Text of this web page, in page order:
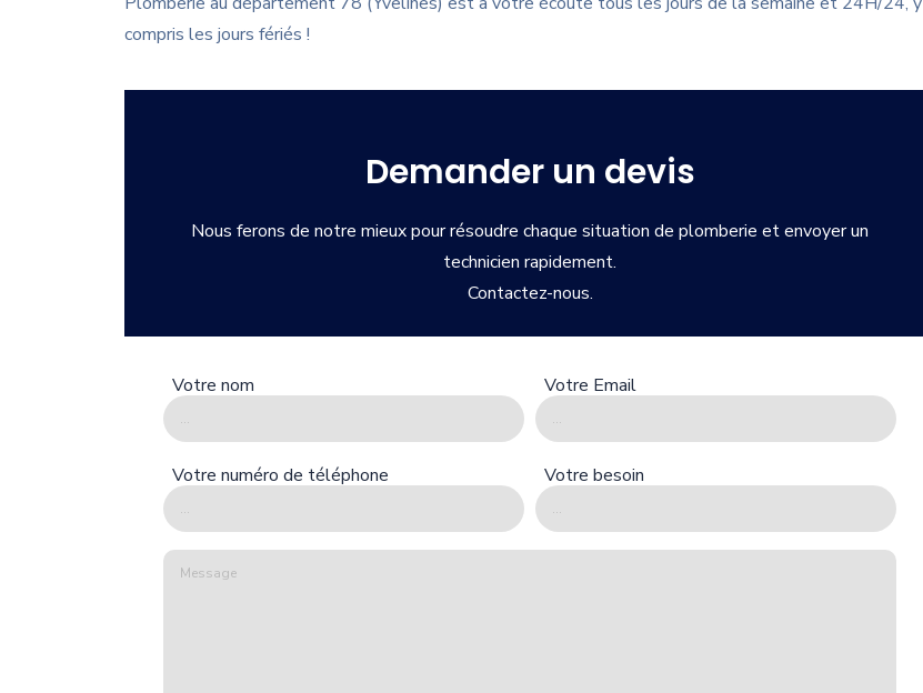
compris les jours fériés !
Demander un devis
Nous ferons de notre mieux pour résoudre chaque situation de plomberie et envoyer un
technicien rapidement.
Contactez-nous.
Votre nom Votre Email
Votre numéro de téléphone Votre besoin